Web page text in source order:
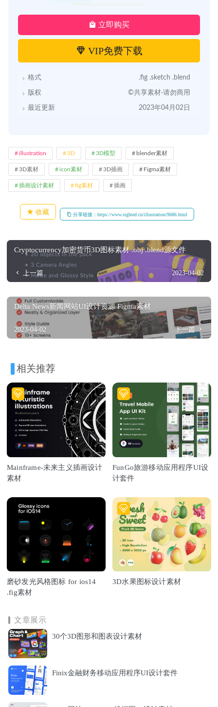
立即购买
VIP免费下载
格式 .fig .sketch .blend
版权 ©共享素材·请勿商用
最近更新 2023年04月02日
illustration 3D 3D模型 blender素材
3D素材 icon素材 3D插画 Figma素材
插画设计素材 fig素材 插画
收藏 分享链接：https://www.sighted.cn/illustration/9686.html
Cryptocurrency加密货币3D图标素材 .obj .blend源文件
上一篇 2023-04-02
Delta News新闻网站UI设计资源 Figma素材
2023-04-02 下一篇
相关推荐
Mainframe-未来主义插画设计
素材
FunGo旅游移动应用程序UI设
计套件
磨砂发光风格图标 for ios14
.fig素材
3D水果图标设计素材
文章展示
30个3D图形和图表设计素材
Finix金融财务移动应用程序UI设计套件